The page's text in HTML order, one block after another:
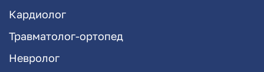
Кардиолог
Травматолог-ортопед
Невролог